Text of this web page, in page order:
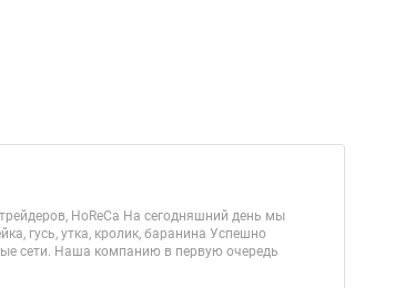
HoReCa На сегодняшний день мы
гусь, утка, кролик, баранина Успешно
сети. Наша компанию в первую очередь